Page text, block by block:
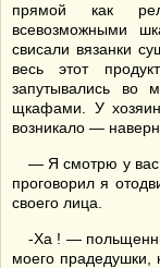
прямой как
всевозможными
свисали вязанки
весь этот
запутывались во
щкафами. У
возникало —
— Я смотрю у вас
проговорил я
своего лица.
-Ха ! —
моего прадедушки,